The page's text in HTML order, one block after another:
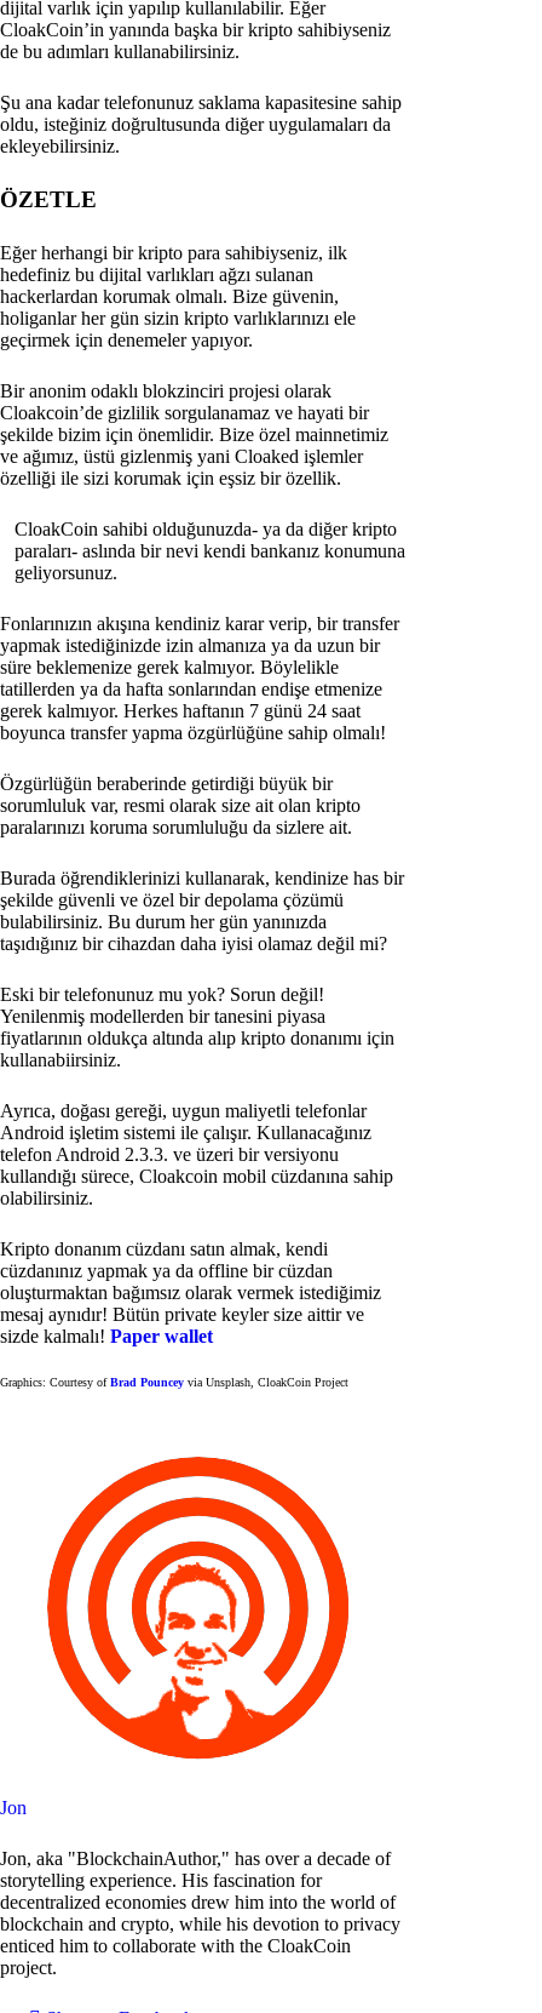
dijital varlık için yapılıp kullanılabilir. Eğer
CloakCoin’in yanında başka bir kripto sahibiyseniz
de bu adımları kullanabilirsiniz.
Şu ana kadar telefonunuz saklama kapasitesine sahip
oldu, isteğiniz doğrultusunda diğer uygulamaları da
ekleyebilirsiniz.
ÖZETLE
Eğer herhangi bir kripto para sahibiyseniz, ilk
hedefiniz bu dijital varlıkları ağzı sulanan
hackerlardan korumak olmalı. Bize güvenin,
holiganlar her gün sizin kripto varlıklarınızı ele
geçirmek için denemeler yapıyor.
Bir anonim odaklı blokzinciri projesi olarak
Cloakcoin’de gizlilik sorgulanamaz ve hayati bir
şekilde bizim için önemlidir. Bize özel mainnetimiz
ve ağımız, üstü gizlenmiş yani Cloaked işlemler
özelliği ile sizi korumak için eşsiz bir özellik.
CloakCoin sahibi olduğunuzda- ya da diğer kripto
paraları- aslında bir nevi kendi bankanız konumuna
geliyorsunuz.
Fonlarınızın akışına kendiniz karar verip, bir transfer
yapmak istediğinizde izin almanıza ya da uzun bir
süre beklemenize gerek kalmıyor. Böylelikle
tatillerden ya da hafta sonlarından endişe etmenize
gerek kalmıyor. Herkes haftanın 7 günü 24 saat
boyunca transfer yapma özgürlüğüne sahip olmalı!
Özgürlüğün beraberinde getirdiği büyük bir
sorumluluk var, resmi olarak size ait olan kripto
paralarınızı koruma sorumluluğu da sizlere ait.
Burada öğrendiklerinizi kullanarak, kendinize has bir
şekilde güvenli ve özel bir depolama çözümü
bulabilirsiniz. Bu durum her gün yanınızda
taşıdığınız bir cihazdan daha iyisi olamaz değil mi?
Eski bir telefonunuz mu yok? Sorun değil!
Yenilenmiş modellerden bir tanesini piyasa
fiyatlarının oldukça altında alıp kripto donanımı için
kullanabiirsiniz.
Ayrıca, doğası gereği, uygun maliyetli telefonlar
Android işletim sistemi ile çalışır. Kullanacağınız
telefon Android 2.3.3. ve üzeri bir versiyonu
kullandığı sürece, Cloakcoin mobil cüzdanına sahip
olabilirsiniz.
Kripto donanım cüzdanı satın almak, kendi
cüzdanınız yapmak ya da offline bir cüzdan
oluşturmaktan bağımsız olarak vermek istediğimiz
mesaj aynıdır! Bütün private keyler size aittir ve
sizde kalmalı! Paper wallet
Graphics: Courtesy ofBrad Pouncey via Unsplash, CloakCoin Project
Jon
Jon, aka "BlockchainAuthor," has over a decade of
storytelling experience. His fascination for
decentralized economies drew him into the world of
blockchain and crypto, while his devotion to privacy
enticed him to collaborate with the CloakCoin
project.